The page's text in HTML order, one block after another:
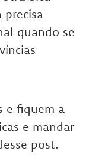
precisa
quando se
e fiquem a
e mandar
post.